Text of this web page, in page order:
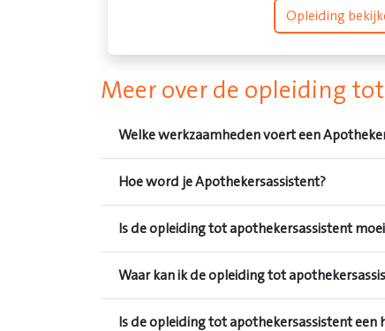
Opleiding
Meer over de opleiding
Welke werkzaamheden voert een
Hoe word je Apothekersassistent?
Is de opleiding tot apothekersassistent
Waar kan ik de opleiding tot
Is de opleiding tot apothekersassistent een